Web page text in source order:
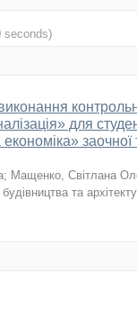
seconds)
для
заочної
; Мащенко, Світлана
та